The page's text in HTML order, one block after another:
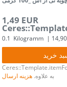
1,49 EUR
0.1 Kilogramm |
خرید
به علاوه. هزینه ارسال